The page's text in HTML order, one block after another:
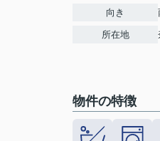
向き
所在地
物件の特徴